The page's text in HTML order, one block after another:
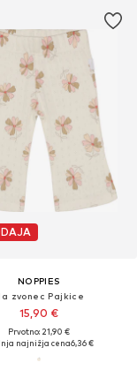
NOPPIES
zvonec Pajkice
15,90 €
Prvotno: 21,90 €
najnižja cena6,36 €